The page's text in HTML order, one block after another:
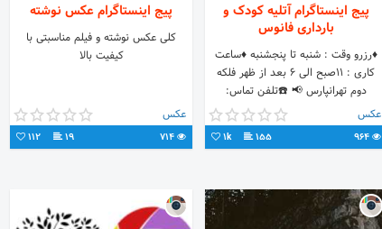
پیج اینستاگرام آتلیه کودک و
بارداری فانوس
♦️رزرو وقت : شنبه تا پنجشنبه ♦️ساعت
کاری : ۱۱صبح الی ۶ بعد از ظهر فلکه
دوم تهرانپارس 📢 ☎️تلفن تماس:
۰۹۱۲۷۲۴۷۴۳۰_۰۲۱۷۷۸۶۴۰۳۰ #کودک
#بارداری #عکاسی
عکس
964
155
1k
پیج اینستاگرام عکس نوشته
کلی عکس نوشته و فیلم مناسبتی با
کیفیت بالا
عکس
714
19
112